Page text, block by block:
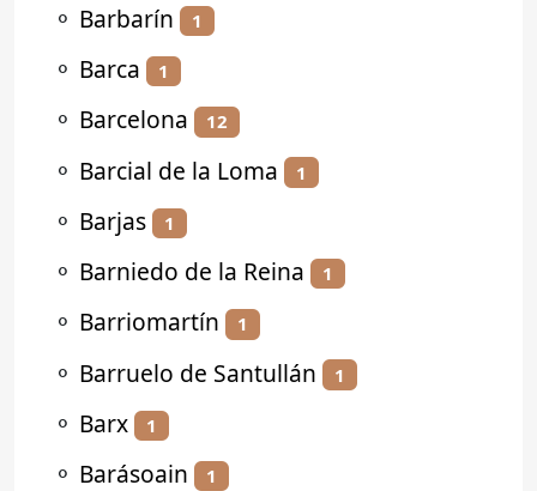
⚬ Barbarín 1
⚬ Barca 1
⚬ Barcelona 12
⚬ Barcial de la Loma 1
⚬ Barjas 1
⚬ Barniedo de la Reina 1
⚬ Barriomartín 1
⚬ Barruelo de Santullán 1
⚬ Barx 1
⚬ Barásoain 1